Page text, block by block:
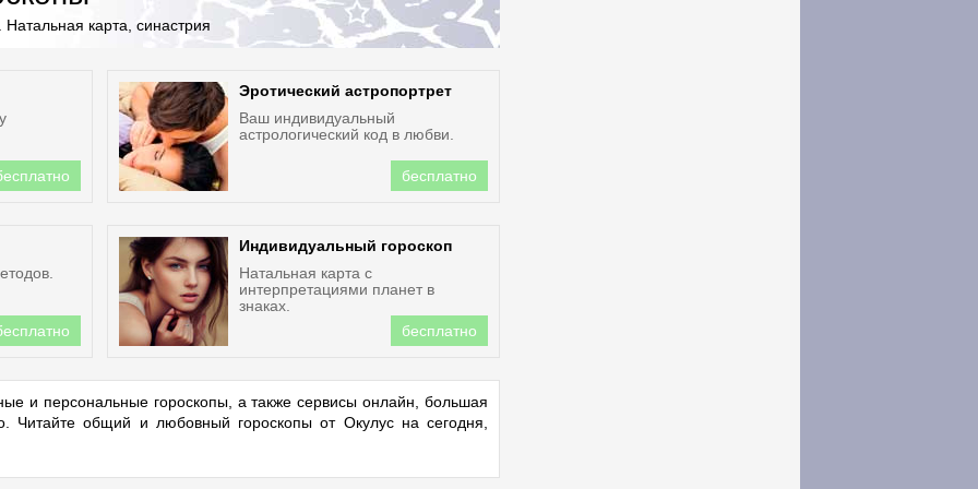
карта, синастрия
Эротический астропортрет
Ваш индивидуальный
астрологический код в любви.
бесплатно
Индивидуальный гороскоп
Натальная карта с
интерпретациями планет в
знаках.
бесплатно
и персональные гороскопы, а также сервисы онлайн, большая
Читайте общий и любовный гороскопы от Окулус на сегодня,